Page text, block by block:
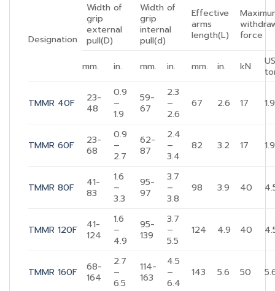
Designation
Width of
grip
external
pull(D)
Width of
grip
internal
pull(d)
Effective
arms
length(L)
force
mm. in. mm. in. mm. in. kN
TMMR 40F
23-
48
0.9
–
1.9
59-
67
2.3
–
2.6
67 2.6 17 1.9
TMMR 60F
23-
68
0.9
–
2.7
62-
87
2.4
–
3.4
82 3.2 17 1.9
TMMR 80F
41-
83
1.6
–
3.3
95-
97
3.7
–
3.8
98 3.9 40
TMMR 120F
41-
124
1.6
–
4.9
95-
139
3.7
–
5.5
124 4.9 40
TMMR 160F
68-
164
2.7
–
6.5
114-
163
4.5
–
6.4
143 5.6 50